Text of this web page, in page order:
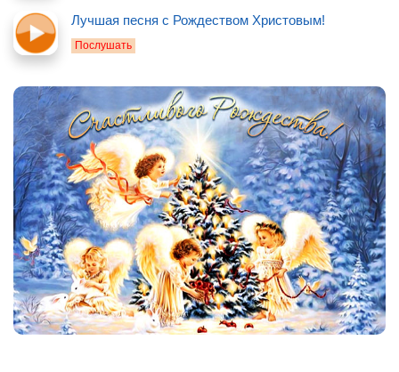
Лучшая песня с Рождеством Христовым!
Послушать